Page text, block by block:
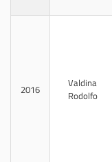
2016
Valdina
Rodolfo